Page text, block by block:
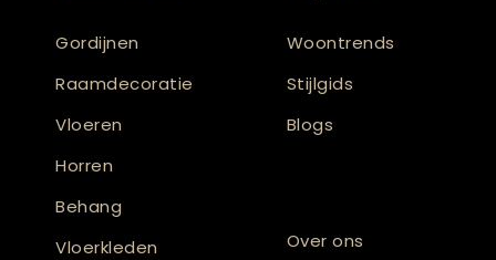
Gordijnen
Raamdecoratie
Vloeren
Horren
Behang
Vloerkleden
Woontrends
Stijlgids
Blogs
Over ons